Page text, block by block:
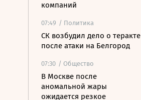
компаний
07:49 / Политика
СК возбудил дело о теракте
после атаки на Белгород
07:30 / Общество
В Москве после
аномальной жары
ожидается резкое